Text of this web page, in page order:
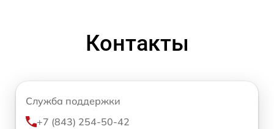
Контакты
Служба поддержки
+7 (843) 254-50-42